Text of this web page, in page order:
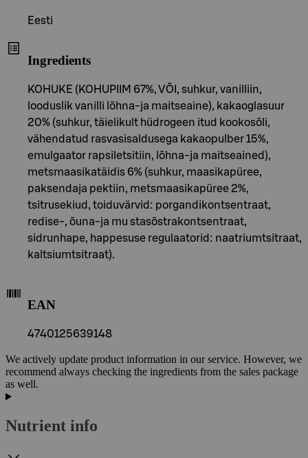
Eesti
Ingredients
KOHUKE (KOHUPIIM 67%, VÕI, suhkur, vanilliin,
looduslik vanilli lõhna-ja maitseaine), kakaoglasuur
20% (suhkur, täielikult hüdrogeen itud kookosõli,
vähendatud rasvasisaldusega kakaopulber 15%,
emulgaator rapsiletsitiin, lõhna-ja maitseained),
metsmaasikatäidis 6% (suhkur, maasikapüree,
paksendaja pektiin, metsmaasikapüree 2%,
tsitrusekiud, toiduvärvid: porgandikontsentraat,
redise-, õuna-ja mu stasõstrakontsentraat,
sidrunhape, happesuse regulaatorid: naatriumtsitraat,
kaltsiumtsitraat).
EAN
4740125639148
We actively update product information in our service. However, we
recommend always checking the ingredients from the sales package
as well.
Nutrient info